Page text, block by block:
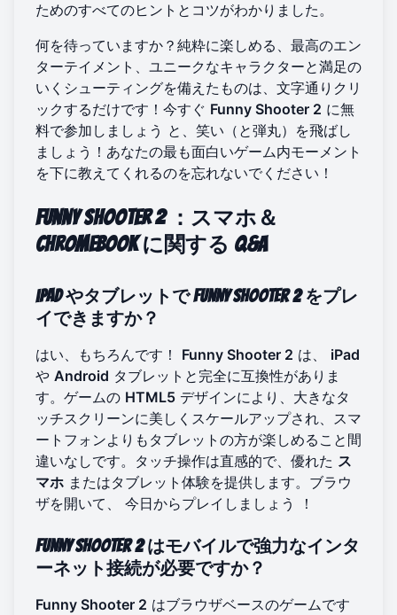
ためのすべてのヒントとコツがわかりました。
何を待っていますか？純粋に楽しめる、最高のエン
ターテイメント、ユニークなキャラクターと満足の
いくシューティングを備えたものは、文字通りクリ
ックするだけです！今すぐ Funny Shooter 2 に無
料で参加しましょう と、笑い（と弾丸）を飛ばし
ましょう！あなたの最も面白いゲーム内モーメント
を下に教えてくれるのを忘れないでください！
Funny Shooter 2：スマホ＆
Chromebookに関する Q&A
iPadやタブレットでFunny Shooter 2をプレ
イできますか？
はい、もちろんです！ Funny Shooter 2 は、 iPad
や Android タブレットと完全に互換性がありま
す。ゲームの HTML5 デザインにより、大きなタ
ッチスクリーンに美しくスケールアップされ、スマ
ートフォンよりもタブレットの方が楽しめること間
違いなしです。タッチ操作は直感的で、優れた ス
マホ またはタブレット体験を提供します。ブラウ
ザを開いて、 今日からプレイしましょう ！
Funny Shooter 2はモバイルで強力なインタ
ーネット接続が必要ですか？
Funny Shooter 2 はブラウザベースのゲームです